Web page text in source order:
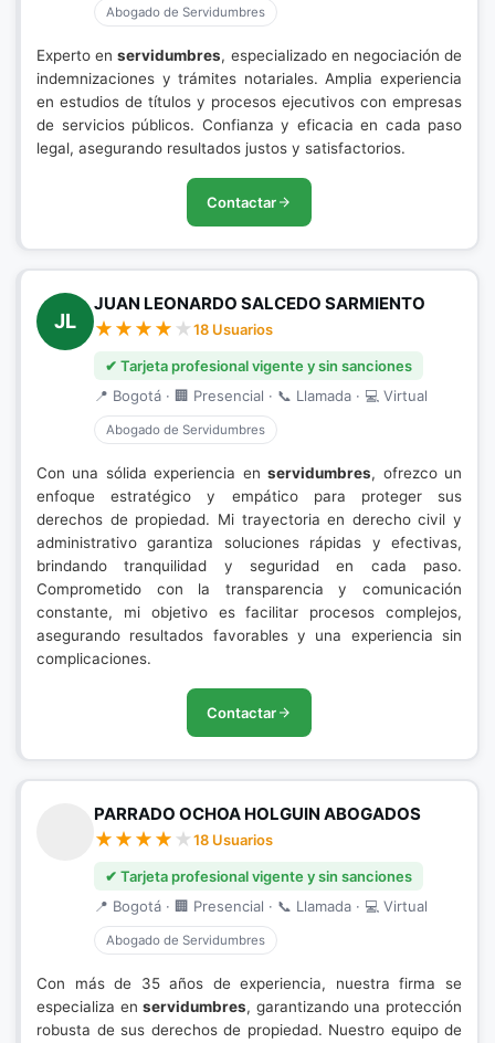
Abogado de Servidumbres
Experto enservidumbres, especializado en negociación de
indemnizaciones y trámites notariales. Amplia experiencia
en estudios de títulos y procesos ejecutivos con empresas
de servicios públicos. Confianza y eficacia en cada paso
legal, asegurando resultados justos y satisfactorios.
Contactar
JL
JUAN LEONARDO SALCEDO SARMIENTO
18 Usuarios
✔ Tarjeta profesional vigente y sin sanciones
📍 Bogotá · 🏢 Presencial · 📞 Llamada · 💻 Virtual
Abogado de Servidumbres
Con una sólida experiencia enservidumbres, ofrezco un
enfoque estratégico y empático para proteger sus
derechos de propiedad. Mi trayectoria en derecho civil y
administrativo garantiza soluciones rápidas y efectivas,
brindando tranquilidad y seguridad en cada paso.
Comprometido con la transparencia y comunicación
constante, mi objetivo es facilitar procesos complejos,
asegurando resultados favorables y una experiencia sin
complicaciones.
Contactar
PARRADO OCHOA HOLGUIN ABOGADOS
18 Usuarios
✔ Tarjeta profesional vigente y sin sanciones
📍 Bogotá · 🏢 Presencial · 📞 Llamada · 💻 Virtual
Abogado de Servidumbres
Con más de 35 años de experiencia, nuestra firma se
especializa enservidumbres, garantizando una protección
robusta de sus derechos de propiedad. Nuestro equipo de